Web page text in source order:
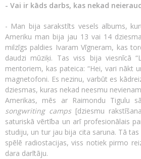
- Vai ir kāds darbs, kas nekad
- Man bija sarakstīts vesels albums,
Ameriku man bija jau 13 vai 14
milzīgs paldies Ivaram Vīgneram, kas
daudzi mūziķi. Tas viss bija viesnīcā
mentoriem, kas pateica: “Hei, vari nākt
magnetofoni. Es nezinu, varbūt es
dziesmas, kuras nekad neesmu
Amerikas, mēs ar Raimondu Tigulu
songwriting camps [dziesmu
saturiskā vērtība un arī profesionālais
studiju, un tur jau bija cita saruna. Tā
spēlē radiostacijas, viss notiek pirmo
dara darītāju.